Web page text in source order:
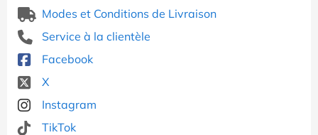
Modes et Conditions de Livraison
Service à la clientèle
Facebook
X
Instagram
TikTok